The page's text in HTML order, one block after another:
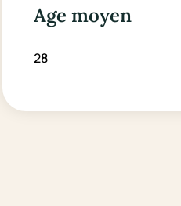
Age moyen
28